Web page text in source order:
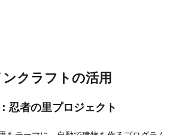
クラフトの活用
忍者の里プロジェクト